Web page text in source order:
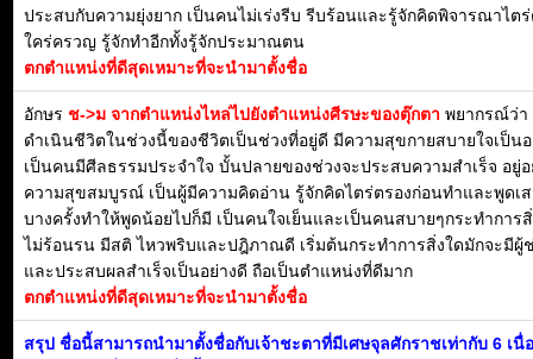
ประสบกับความยุ่งยาก เป็นคนไม่เร่งรีบ รีบร้อนและรู้จักคิดพิจารณาไตร่
ใคร่ครวญ รู้จักทำอีกทั้งรู้จักประมาณตน
ตกตำแหน่งที่ดีสุดเหมาะที่จะนำมาตั้งชื่อ
อักษร ช->ม จากตำแหน่งไหล่ไปยังตำแหน่งศีรษะของตุ๊กตา พยากรณ์ว่า
ดำเนินชีวิตในช่วงนี้ของชีวิตเป็นช่วงที่อยู่ดี มีความสุขกายสบายใจเป็น
เป็นคนมีศีลธรรมประจำใจ บั้นปลายของช่วงจะประสบความสำเร็จ อยู่อ
ความสุขสมบูรณ์ เป็นผู้มีความคิดอ่าน รู้จักคิดไตร่ตรองก่อนทำและพูดเ
บางครั้งทำให้พูดน้อยไปก็มี เป็นคนใจเย็นและเป็นคนสบายๆกระทำการ
ไม่ร้อนรน มีสติ ไหวพริบและปฎิภาณดี เริ่มต้นกระทำการสิ่งใดมักจะมีผู้
และประสบผลสำเร็จเป็นอย่างดี ถือเป็นตำแหน่งที่ดีมาก
ตกตำแหน่งที่ดีสุดเหมาะที่จะนำมาตั้งชื่อ
สรุป ชื่อนี้สามารถนำมาตั้งชื่อกับเจ้าชะตาที่มีเศษจุลศักราชเท่ากับ 6 เนื่